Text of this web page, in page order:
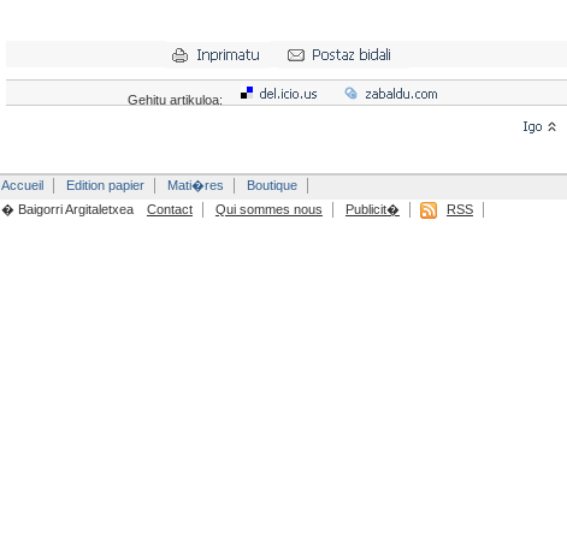
Gehitu artikuloa:
Accueil Edition papier Mati�res
Boutique
� Baigorri Argitaletxea
Contact Qui sommes nous Publicit� RSS